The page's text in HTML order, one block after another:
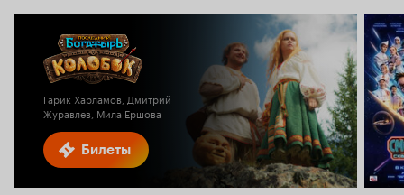
Билеты
Гарик Харламов, Дмитрий
Журавлев, Мила Ершова